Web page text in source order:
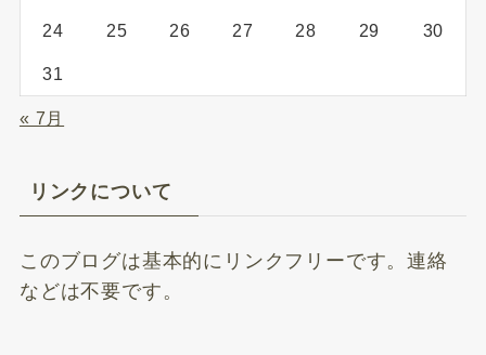
24 25 26 27 28 29 30
31
« 7月
リンクについて
このブログは基本的にリンクフリーです。連絡
などは不要です。